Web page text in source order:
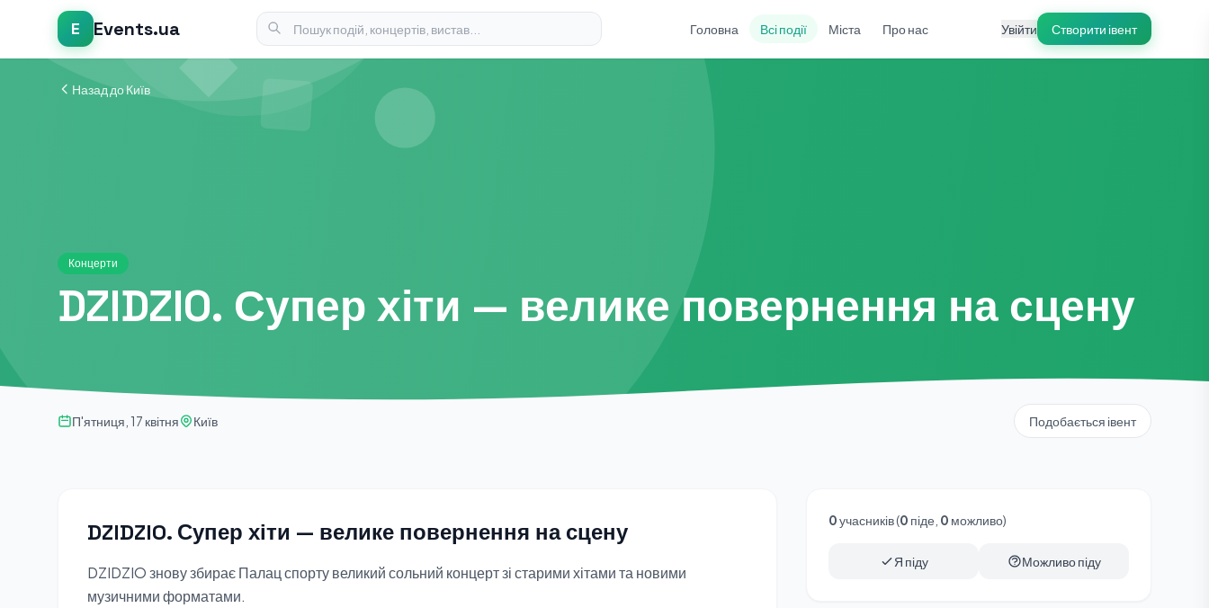
E Events.ua Головна Всі події Міста Про нас Увійти Створити івент
Назад до Київ
Концерти
DZIDZIO. Супер хіти — велике повернення на сцену
П'ятниця, 17 квітня Київ Подобається івент
DZIDZIO. Супер хіти — велике повернення на сцену
DZIDZIO знову збирає Палац спорту великий сольний концерт зі старими хітами та новими
музичними форматами.
0учасників (0 піде, 0 можливо)
Я піду Можливо піду